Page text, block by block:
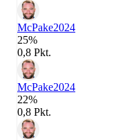
McPake2024
25%
0,8 Pkt.
McPake2024
22%
0,8 Pkt.